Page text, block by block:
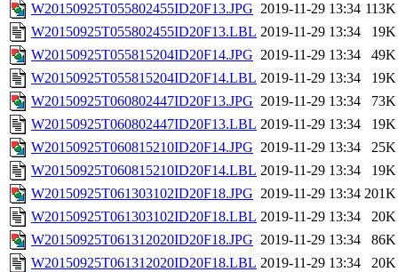
W20150925T055802455ID20F13.JPG 2019-11-29 13:34 113K
W20150925T055802455ID20F13.LBL 2019-11-29 13:34
19K
W20150925T055815204ID20F14.JPG 2019-11-29 13:34
49K
W20150925T055815204ID20F14.LBL 2019-11-29 13:34
19K
W20150925T060802447ID20F13.JPG 2019-11-29 13:34
73K
W20150925T060802447ID20F13.LBL 2019-11-29 13:34
19K
W20150925T060815210ID20F14.JPG 2019-11-29 13:34
25K
W20150925T060815210ID20F14.LBL 2019-11-29 13:34
19K
W20150925T061303102ID20F18.JPG 2019-11-29 13:34 201K
W20150925T061303102ID20F18.LBL 2019-11-29 13:34
20K
W20150925T061312020ID20F18.JPG 2019-11-29 13:34
86K
W20150925T061312020ID20F18.LBL 2019-11-29 13:34
20K